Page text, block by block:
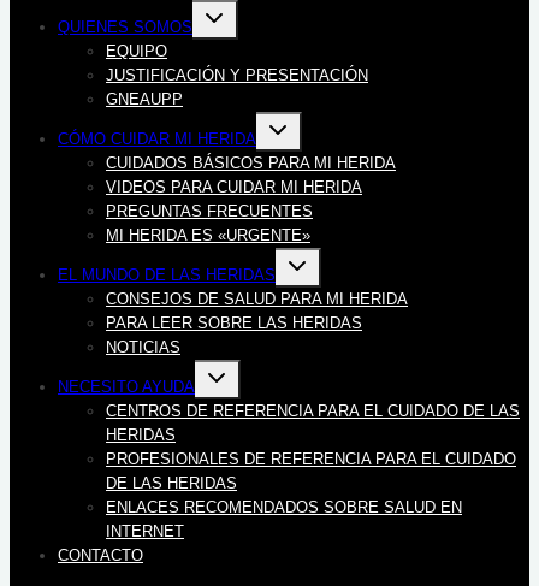
QUIENES SOMOS
Alternar
EQUIPO
JUSTIFICACIÓN Y PRESENTACIÓN
GNEAUPP
CÓMO CUIDAR MI HERIDA
Alternar
hijo
CUIDADOS BÁSICOS PARA MI HERIDA
VIDEOS PARA CUIDAR MI HERIDA
PREGUNTAS FRECUENTES
MI HERIDA ES «URGENTE»
EL MUNDO DE LAS HERIDAS
Alternar
hijo
CONSEJOS DE SALUD PARA MI HERIDA
PARA LEER SOBRE LAS HERIDAS
NOTICIAS
NECESITO AYUDA
Alternar
hijo
CENTROS DE REFERENCIA PARA EL CUIDADO DE LAS
HERIDAS
PROFESIONALES DE REFERENCIA PARA EL CUIDADO
DE LAS HERIDAS
ENLACES RECOMENDADOS SOBRE SALUD EN
INTERNET
CONTACTO